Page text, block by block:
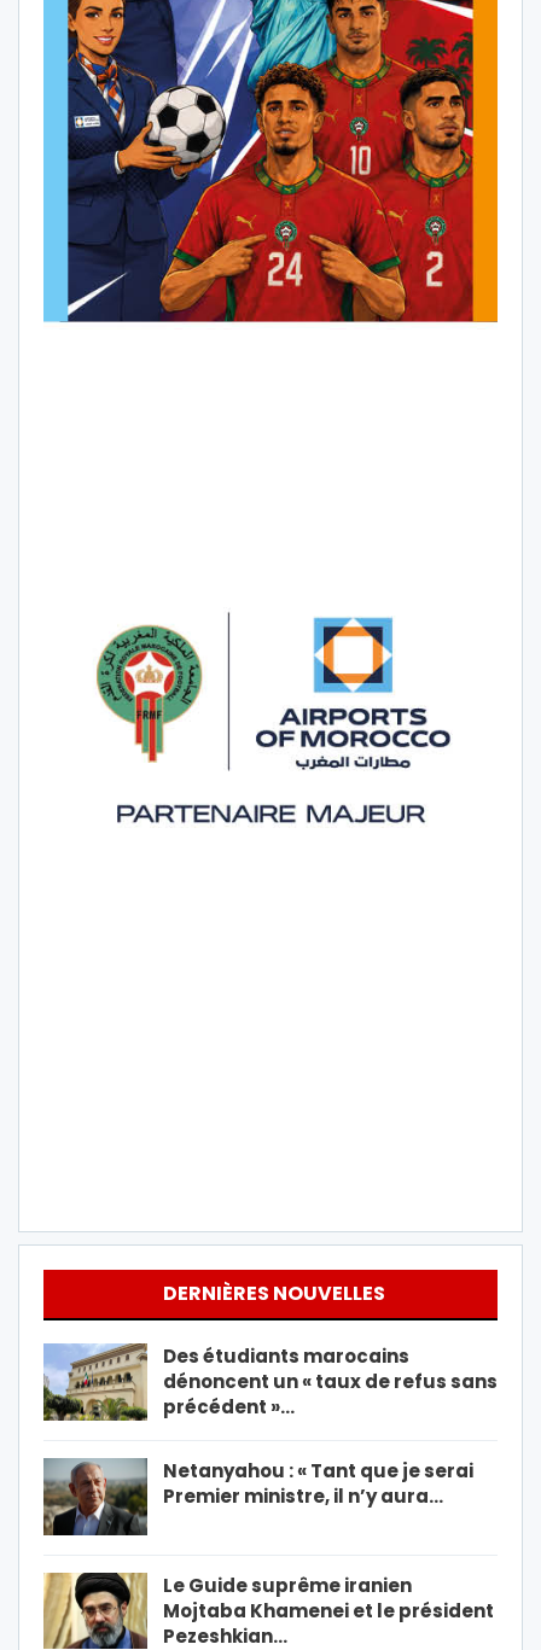
DERNIÈRES NOUVELLES
Des étudiants marocains
dénoncent un « taux de refus sans
précédent »…
Netanyahou : « Tant que je serai
Premier ministre, il n’y aura…
Le Guide suprême iranien
Mojtaba Khamenei et le président
Pezeshkian…